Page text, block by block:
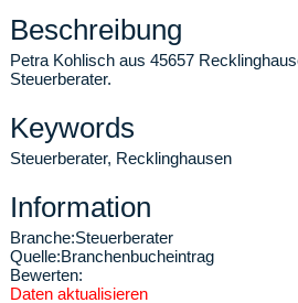
Beschreibung
Petra Kohlisch aus 45657
Steuerberater.
Keywords
Steuerberater, Recklinghausen
Information
Branche:Steuerberater
Quelle:Branchenbucheintrag
Bewerten:
Daten aktualisieren